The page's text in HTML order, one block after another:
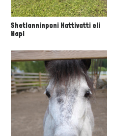
Shetlanninponi Hattivatti eli
Hapi